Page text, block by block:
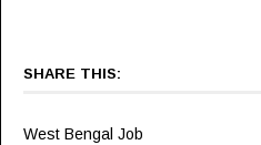
SHARE THIS:
West Bengal Job